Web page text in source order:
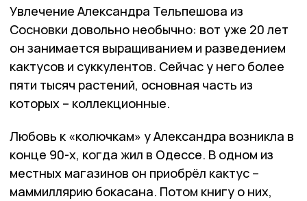
Увлечение Александра Тельпешова из
Сосновки довольно необычно: вот уже 20 лет
он занимается выращиванием и разведением
кактусов и суккулентов. Сейчас у него более
пяти тысяч растений, основная часть из
которых – коллекционные.
Любовь к «колючкам» у Александра возникла в
конце 90-х, когда жил в Одессе. В одном из
местных магазинов он приобрёл кактус –
маммиллярию бокасана. Потом книгу о них,